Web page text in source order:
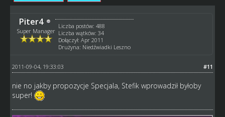
Piter4
Super Manager
Liczba postów: 488
Liczba wątków: 34
Dołączył: Apr 2011
Drużyna: Niedźwiadki Leszno
#11
2011-09-04, 19:33:03
nie no jakby propozycje Specjala, Stefik wprowadził byłoby
super!